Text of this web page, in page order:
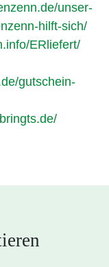
unser-
hilft-sich/
ERliefert/
gutschein-